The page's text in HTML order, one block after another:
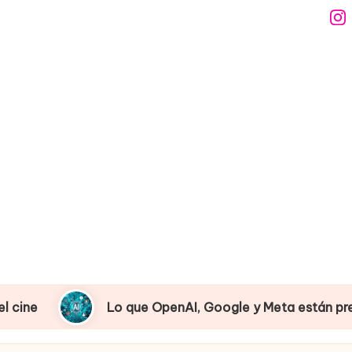
que OpenAI, Google y Meta están preparando en